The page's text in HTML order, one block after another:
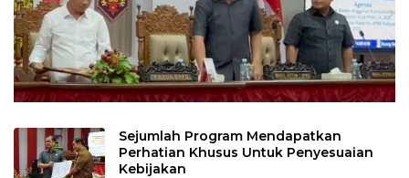
Sejumlah Program Mendapatkan
Perhatian Khusus Untuk Penyesuaian
Kebijakan